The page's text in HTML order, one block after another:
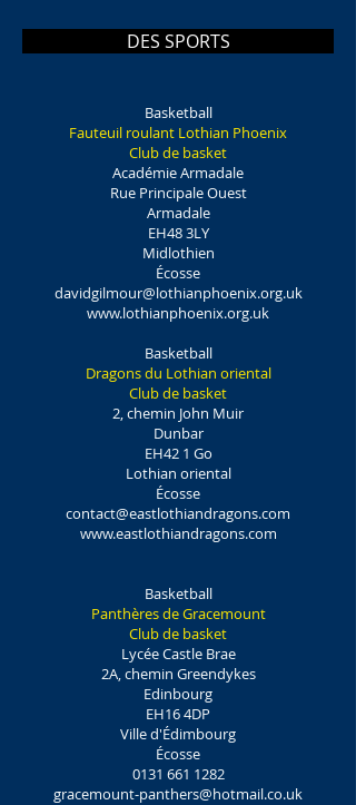
DES SPORTS
Basketball
Fauteuil roulant Lothian Phoenix
Club de basket
Académie Armadale
Rue Principale Ouest
Armadale
EH48 3LY
Midlothien
Écosse
davidgilmour@lothianphoenix.org.uk
www.lothianphoenix.org.uk
Basketball
Dragons du Lothian oriental
Club de basket
2, chemin John Muir
Dunbar
EH42 1 Go
Lothian oriental
Écosse
contact@eastlothiandragons.com
www.eastlothiandragons.com
Basketball
Panthères de Gracemount
Club de basket
Lycée Castle Brae
2A, chemin Greendykes
Edinbourg
EH16 4DP
Ville d'Édimbourg
Écosse
0131 661 1282
gracemount-panthers@hotmail.co.uk